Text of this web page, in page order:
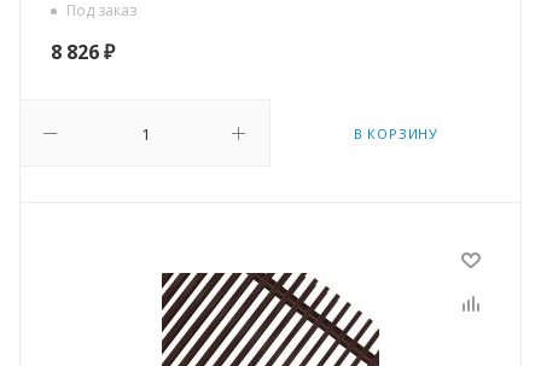
Под заказ
8 826₽
В КОРЗИНУ